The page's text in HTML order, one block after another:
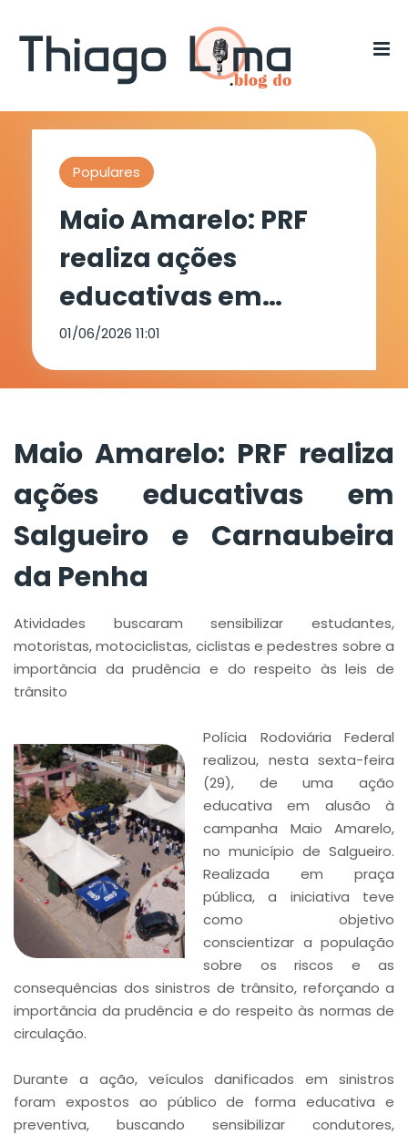
Populares
Maio Amarelo: PRF
realiza ações
educativas em
Salgueiro e
Carnaubeira da
01/06/2026 11:01
Maio Amarelo: PRF realiza
ações educativas em
Salgueiro e Carnaubeira
da Penha
Atividades buscaram sensibilizar estudantes,
motoristas, motociclistas, ciclistas e pedestres sobre a
importância da prudência e do respeito às leis de
trânsito
Polícia Rodoviária Federal
realizou, nesta sexta-feira
(29), de uma ação
educativa em alusão à
campanha Maio Amarelo,
no município de Salgueiro.
Realizada em praça
pública, a iniciativa teve
como objetivo
conscientizar a população
sobre os riscos e as
consequências dos sinistros de trânsito, reforçando a
importância da prudência e do respeito às normas de
circulação.
Durante a ação, veículos danificados em sinistros
foram expostos ao público de forma educativa e
preventiva, buscando sensibilizar condutores,